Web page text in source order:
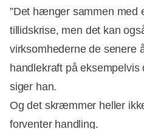
”Det hænger sammen med
tillidskrise, men det kan
virksomhederne de senere
handlekraft på eksempelvis
siger han.
Og det skræmmer heller
forventer handling.